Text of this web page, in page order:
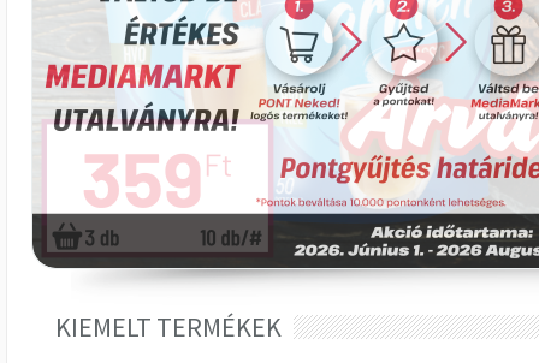
KIEMELT TERMÉKEK